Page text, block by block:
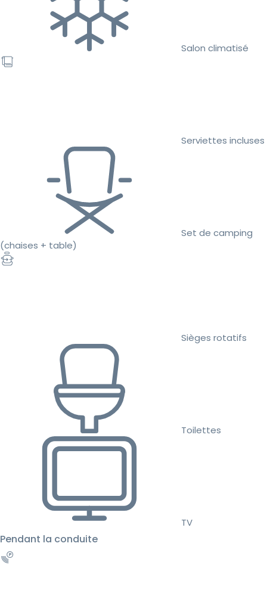
Salon climatisé
Serviettes incluses
Set de camping
(chaises + table)
Sièges rotatifs
Toilettes
TV
Pendant la conduite